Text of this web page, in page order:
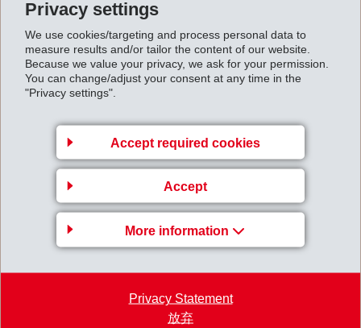
Privacy settings
We use cookies/targeting and process personal data to
measure results and/or tailor the content of our website.
Because we value your privacy, we ask for your permission.
You can change/adjust your consent at any time in the
"Privacy settings".
Accept required cookies
Accept
More information
Privacy Statement
放弃
Schloss Rhäzüns, welches seit 1964 im Besitz der
Verbindung zu Rhäzüns und zur entsprechenden
Postkartensammlung von Dr. Rathgeb.
"Die knapp 90 ausgestellten Postkarten dokumentieren
die eindrückliche Entwicklung des Dorfes seit 1890, die
Anfänge der Linie der Rhätischen Bahn via Rhäzüns
(1896) sowie die Schönheiten des Schlosses und der
Auenlandschaft entlang des Rheins", schwärmt Dr.
Rathgeb über seine Sammlung. "Deshalb freut es mich
sehr, dass die Aufnahmen nun dorthin zurückgehen, wo